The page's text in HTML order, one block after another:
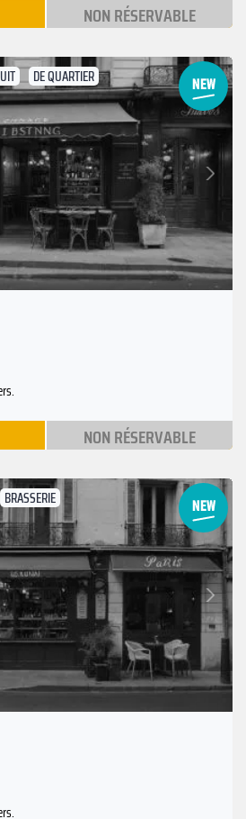
NON RÉSERVABLE
DE QUARTIER
Suivant
NON RÉSERVABLE
BRASSERIE
Suivant